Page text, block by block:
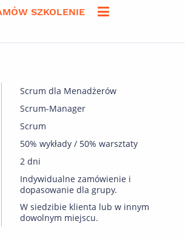
SZKOLENIE
Scrum dla Menadżerów
Scrum-Manager
Scrum
50% wykłady / 50% warsztaty
2 dni
Indywidualne zamówienie i
dopasowanie dla grupy.
W siedzibie klienta lub w innym
dowolnym miejscu.